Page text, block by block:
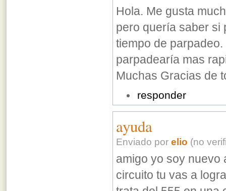
Hola. Me gusta
pero quería saber si
tiempo de
parpadearía mas
Muchas Gracias de
responder
ayuda
Enviado porelio (no
amigo yo soy nuevo
circuito tu vas a